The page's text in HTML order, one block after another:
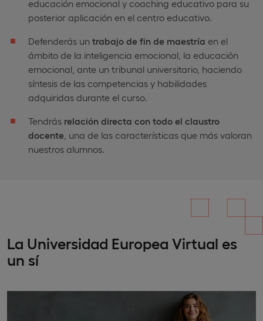
educación emocional y coaching educativo para su
posterior aplicación en el centro educativo.
Defenderás un trabajo de fin de maestría en el
ámbito de la inteligencia emocional, la educación
emocional, ante un tribunal universitario, haciendo
síntesis de las competencias y habilidades
adquiridas durante el curso.
Tendrás relación directa con todo el claustro
docente , una de las características que más valoran
nuestros alumnos.
La Universidad Europea Virtual es
un sí